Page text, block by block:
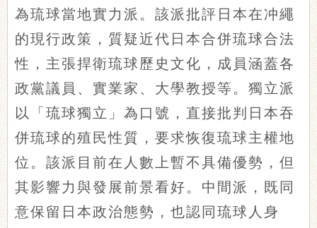
為琉球當地實力派。該派批評日本在冲繩
的現行政策，質疑近代日本合併琉球合法
性，主張捍衛琉球歷史文化，成員涵蓋各
政黨議員、實業家、大學教授等。獨立派
以「琉球獨立」為口號，直接批判日本吞
併琉球的殖民性質，要求恢復琉球主權地
位。該派目前在人數上暫不具備優勢，但
其影響力與發展前景看好。中間派，既同
意保留日本政治態勢，也認同琉球人身